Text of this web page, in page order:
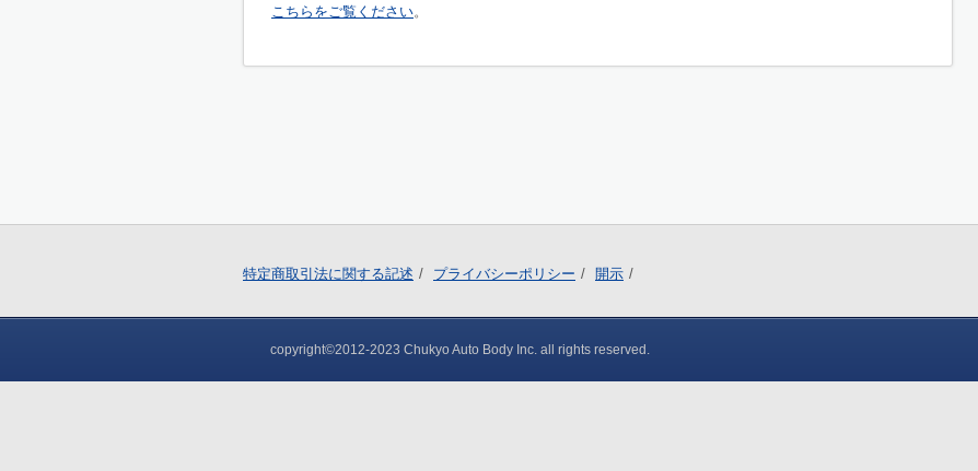
こちらをご覧ください。
特定商取引法に関する記述 プライバシーポリシー 開示
copyright©2012-2023 Chukyo Auto Body Inc. all rights reserved.